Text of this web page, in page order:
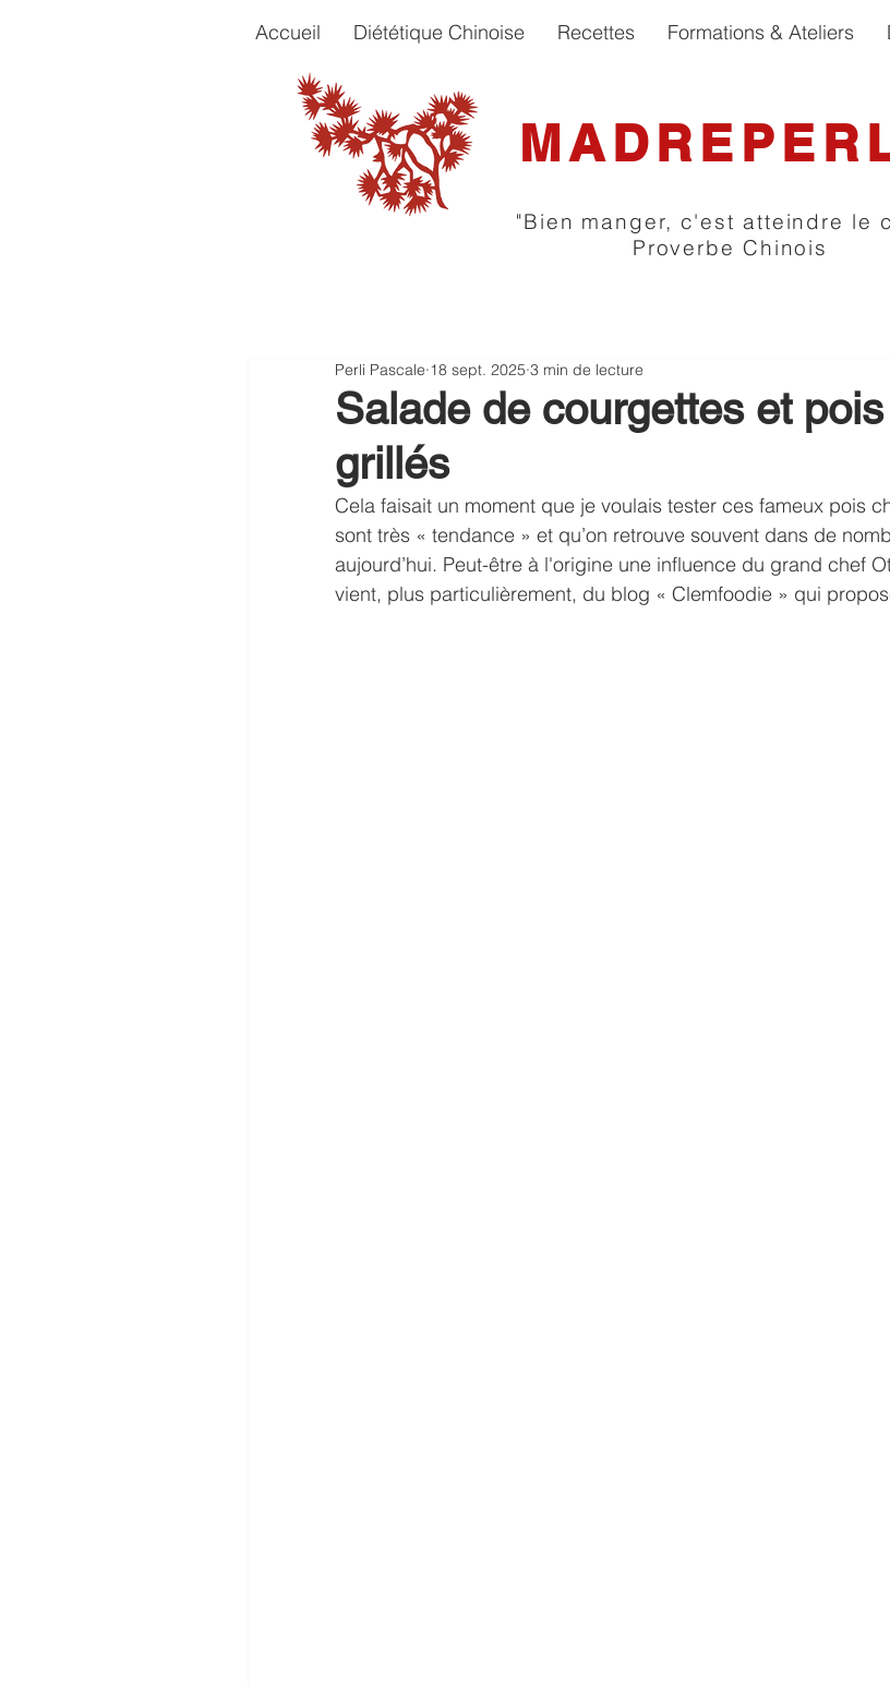
Accueil Diététique Chinoise Recettes Formations & Ateliers
"Bien manger, c'est atteindre le
Proverbe Chinois
Salade de courgettes et
grillés
Perli Pascale 18 sept. 2025 3 min de lecture
Cela faisait un moment que je voulais tester ces fameux pois
sont très « tendance » et qu’on retrouve souvent dans de
aujourd’hui. Peut-être à l'origine une influence du grand chef
vient, plus particulièrement, du blog « Clemfoodie » qui